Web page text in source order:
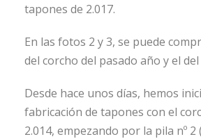
tapones de 2.017.
En las fotos 2 y 3, se puede
del corcho del pasado año y el
Desde hace unos días, hemos
fabricación de tapones con el
2.014, empezando por la pila nº 2